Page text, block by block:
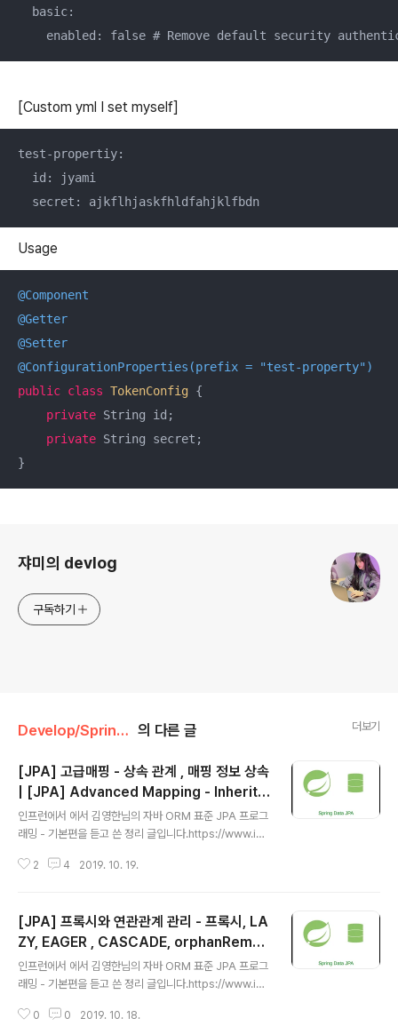
  basic:
[Custom yml I set myself]
test-propertiy:
  id: jyami
  secret: ajkflhjaskfhldfahjklfbdn
Usage
@Component
@Getter
@Setter
@ConfigurationProperties(prefix = "test-property")
public class TokenConfig {
private String id;
private String secret;
쟈미의 devlog
구독하기
Develop/Springboot 의 다른 글 더보기
[JPA] 고급매핑 - 상속 관계 , 매핑 정보 상속
| [JPA] Advanced Mapping - Inherita
nce Relationships, Mapped Supercla
ss
인프런에서 에서 김영한님의 자바 ORM 표준 JPA 프로그
래밍 - 기본편을 듣고 쓴 정리 글입니다.https://www.infl
JPA 프로그래밍 - 기본편 - 인프런JPA를 처음 접하거나,
자신있게 JPA를 사용할 수 있습니다. 초급 웹 개발 서버 데
이터베이스 프레임워크 및 라이브러리 프로그래밍 언어 서
비스 개발 Java JPA 스프링 데이터 JPA 온라인 강의ww
w.inflearn.com평소에 Spring Data JPA 를 썼는데, 김
영한님은 JPA 자체를 강의하시더라구요.김영한님 강의 바
탕으로 Spring Data ..
2 4 2019. 10. 19.
[JPA] 프록시와 연관관계 관리 - 프록시, LA
ZY, EAGER , CASCADE, orphanRemov
al | [JPA] Proxy and Association Man
agement - Proxy, LAZY, EAGER, CAS
CADE, orphanRemoval
인프런에서 에서 김영한님의 자바 ORM 표준 JPA 프로그
래밍 - 기본편을 듣고 쓴 정리 글입니다.https://www.infl
JPA 프로그래밍 - 기본편 - 인프런JPA를 처음 접하거나,
0 0 2019. 10. 18.